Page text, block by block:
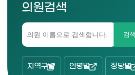
의원검색
검색
지역구별 인명별 정당별